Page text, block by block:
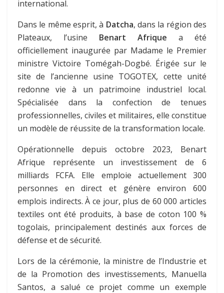
international.
Dans le même esprit, à Datcha, dans la région des
Plateaux, l’usine Benart Afrique a été
officiellement inaugurée par Madame le Premier
ministre Victoire Tomégah-Dogbé. Érigée sur le
site de l’ancienne usine TOGOTEX, cette unité
redonne vie à un patrimoine industriel local.
Spécialisée dans la confection de tenues
professionnelles, civiles et militaires, elle constitue
un modèle de réussite de la transformation locale.
Opérationnelle depuis octobre 2023, Benart
Afrique représente un investissement de 6
milliards FCFA. Elle emploie actuellement 300
personnes en direct et génère environ 600
emplois indirects. À ce jour, plus de 60 000 articles
textiles ont été produits, à base de coton 100 %
togolais, principalement destinés aux forces de
défense et de sécurité.
Lors de la cérémonie, la ministre de l’Industrie et
de la Promotion des investissements, Manuella
Santos, a salué ce projet comme un exemple